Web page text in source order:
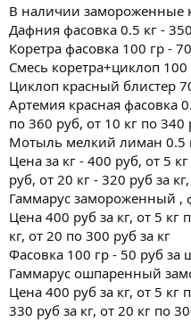
В наличии замороженные
Дафния фасовка 0.5 кг -
Коретра фасовка 100 гр -
Смесь коретра+циклоп
Циклоп красный блистер
Артемия красная фасовка
по 360 руб, от 10 кг по 340
Мотыль мелкий лиман 0.5
Цена за кг - 400 руб, от 5
руб, от 20 кг - 320 руб за
Гаммарус замороженный ,
Цена 400 руб за кг, от 5 кг
кг, от 20 по 300 руб за кг
Фасовка 100 гр - 50 руб за
Гаммарус ошпаренный
Цена 400 руб за кг, от 5 кг
330 руб за кг, от 20 кг по